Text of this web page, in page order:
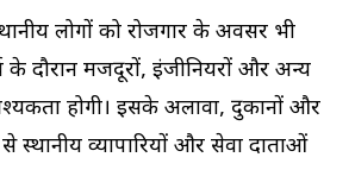
लोगों को रोजगार के अवसर भी
के दौरान मजदूरों, इंजीनियरों और अन्य
होगी। इसके अलावा, दुकानों और
स्थानीय व्यापारियों और सेवा प्रदाताओं